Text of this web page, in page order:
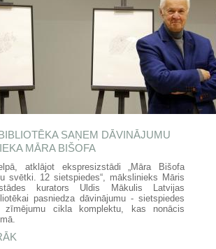
SAŅEM DĀVINĀJUMU
MĀRA BIŠOFA
atklājot ekspresizstādi „Māra Bišofa
svētki. 12 sietspiedes“, mākslinieks Māris
kurators Uldis Mākulis Latvijas
pasniedza dāvinājumu - sietspiedes
zīmējumu cikla komplektu, kas nonācis